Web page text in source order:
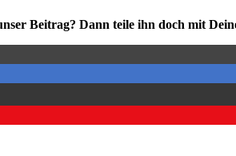
Bei­trag? Dann tei­le ihn doch mit